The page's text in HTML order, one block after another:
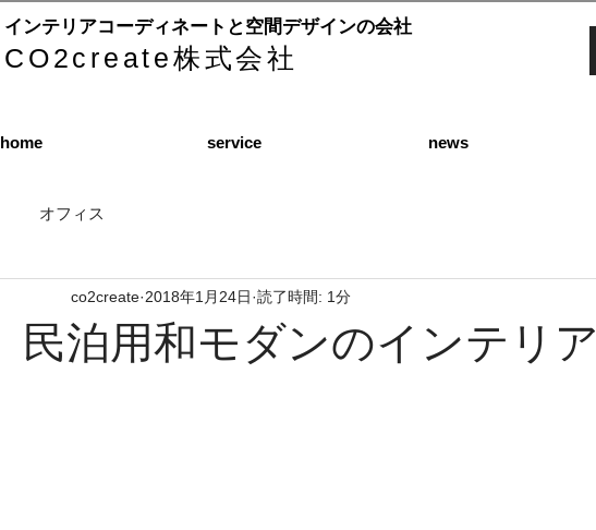
インテリアコーディネートと空間デザインの会社
CO2create株式会社
home service news
オフィス
民泊用和モダンのインテリア
co2create 2018年1月24日 読了時間: 1分